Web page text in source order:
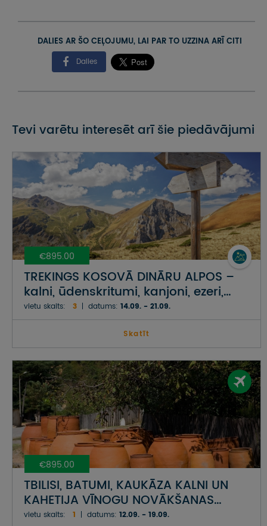
DALIES AR ŠO CEĻOJUMU, LAI PAR TO UZZINA ARĪ CITI
Dalies
Tevi varētu interesēt arī šie piedāvājumi
€895.00
TREKINGS KOSOVĀ DINĀRU ALPOS –
kalni, ūdenskritumi, kanjoni, ezeri,
klosteri
vietu skaits: 3 datums: 14.09. - 21.09.
Skatīt
€895.00
TBILISI, BATUMI, KAUKĀZA KALNI UN
KAHETIJA VĪNOGU NOVĀKŠANAS
LAIKĀ GRUZIJĀ
vietu skaits: 1 datums: 12.09. - 19.09.